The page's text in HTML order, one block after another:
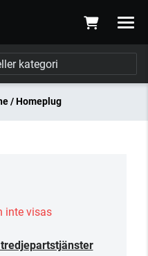
/ Homeplug
inte visas